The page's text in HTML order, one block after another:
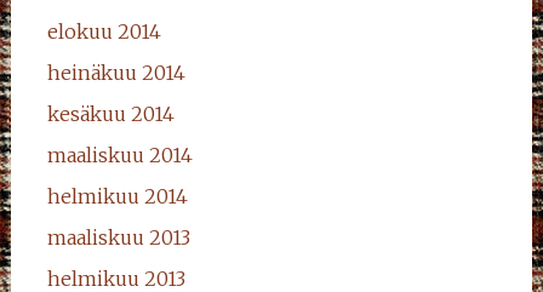
elokuu 2014
heinäkuu 2014
kesäkuu 2014
maaliskuu 2014
helmikuu 2014
maaliskuu 2013
helmikuu 2013